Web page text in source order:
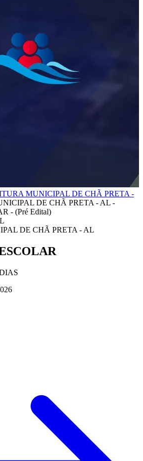
MUNICIPAL DE CHÃ PRETA -
DE CHÃ PRETA - AL -
- (Pré Edital)
DE CHÃ PRETA - AL